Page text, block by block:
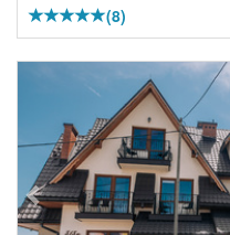
(8)
Previous